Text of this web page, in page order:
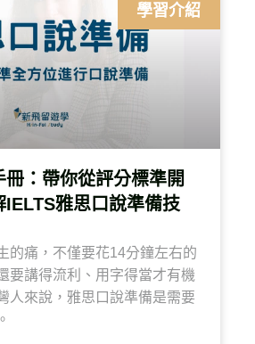
學習介紹
：帶你從評分標準開
雅思口說準備技
的痛，不僅要花14分鐘左右的
要講得流利、用字得當才有機
人來說，雅思口說準備是需要